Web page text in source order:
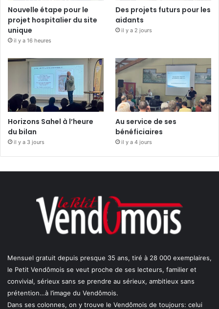
Nouvelle étape pour le
projet hospitalier du site
unique
il y a 16 heures
Des projets futurs pour les
aidants
il y a 2 jours
Horizons Sahel à l’heure
du bilan
il y a 3 jours
Au service de ses
bénéficiaires
il y a 4 jours
Mensuel gratuit depuis presque 35 ans, tiré à 28 000 exemplaires,
le Petit Vendômois se veut proche de ses lecteurs, familier et
convivial, sérieux sans se prendre au sérieux, ambitieux sans
prétention…à l’image du Vendômois.
Dans ses colonnes, on y trouve le Vendômois de toujours: celui